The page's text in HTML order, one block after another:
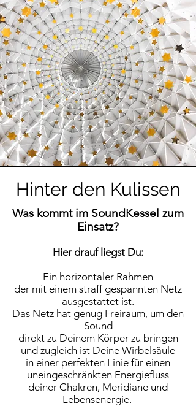
Hinter den Kulissen
Was kommt im SoundKessel zum
Einsatz?
Hier drauf liegst Du:
Ein horizontaler Rahmen
der mit einem straff gespannten Netz
ausgestattet ist.
Das Netz hat genug Freiraum, um den
Sound
direkt zu Deinem Körper zu bringen
und zugleich ist Deine Wirbelsäule
in einer perfekten Linie für einen
uneingeschränkten Energiefluss
deiner Chakren, Meridiane und
Lebensenergie.